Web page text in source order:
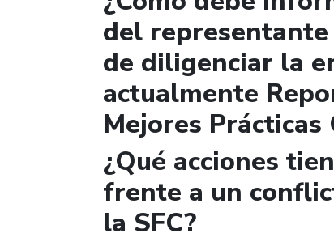
del
de diligenciar la
actualmente
Mejores Prácticas
¿Qué acciones
frente a un
la SFC?